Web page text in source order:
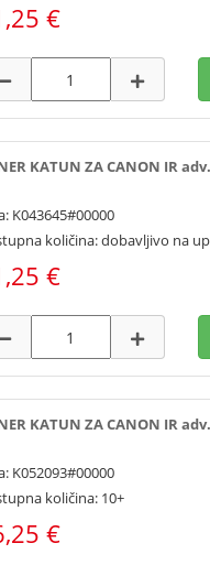
€
KATUN ZA CANON IR
K043645#00000
količina: dobavljivo na
€
KATUN ZA CANON IR
K052093#00000
količina: 10+
€